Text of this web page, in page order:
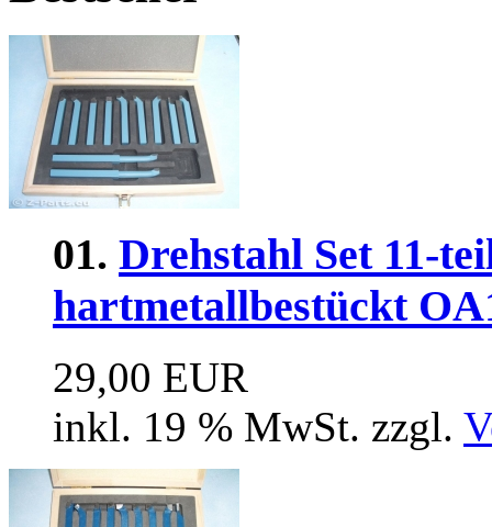
01. Drehstahl Set 11-
hartmetallbestückt
29,00 EUR
inkl. 19 % MwSt. zzgl.